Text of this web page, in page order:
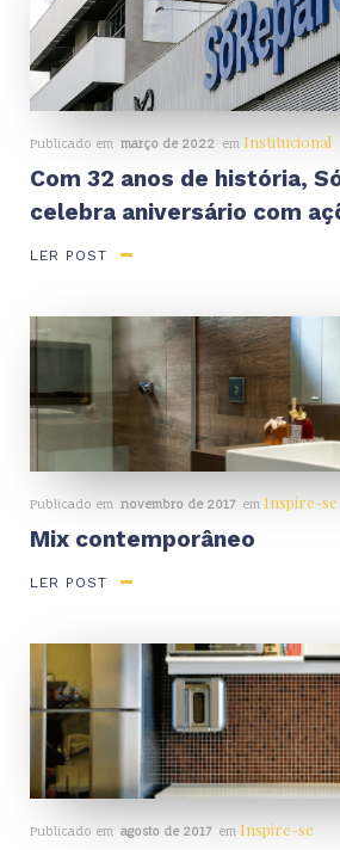
Publicado em março de 2022 em Institucional
Com 32 anos de história,
celebra aniversário com
LER POST
Publicado em novembro de 2017em Inspire-se
Mix contemporâneo
LER POST
Publicado em agosto de 2017em Inspire-se